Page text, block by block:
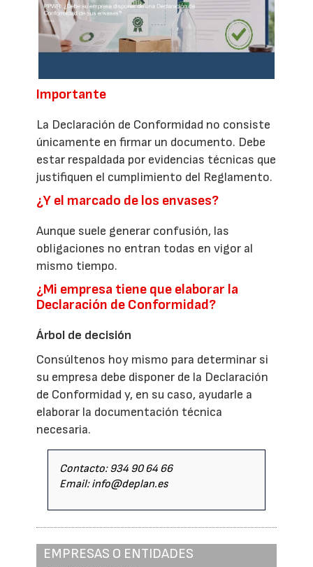
Importante
La Declaración de Conformidad no consiste
únicamente en firmar un documento. Debe
estar respaldada por evidencias técnicas que
justifiquen el cumplimiento del Reglamento.
¿Y el marcado de los envases?
Aunque suele generar confusión, las
obligaciones no entran todas en vigor al
mismo tiempo.
¿Mi empresa tiene que elaborar la
Declaración de Conformidad?
Árbol de decisión
Consúltenos hoy mismo para determinar si
su empresa debe disponer de la Declaración
de Conformidad y, en su caso, ayudarle a
elaborar la documentación técnica
necesaria.
Contacto: 934 90 64 66
Email: info@deplan.es
EMPRESAS O ENTIDADES